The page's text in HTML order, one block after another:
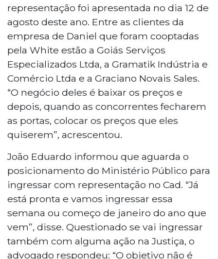
representação foi apresentada no dia 12 de
agosto deste ano. Entre as clientes da
empresa de Daniel que foram cooptadas
pela White estão a Goiás Serviços
Especializados Ltda, a Gramatik Indústria e
Comércio Ltda e a Graciano Novais Sales.
“O negócio deles é baixar os preços e
depois, quando as concorrentes fecharem
as portas, colocar os preços que eles
quiserem”, acrescentou.
João Eduardo informou que aguarda o
posicionamento do Ministério Público para
ingressar com representação no Cad. “Já
está pronta e vamos ingressar essa
semana ou começo de janeiro do ano que
vem”, disse. Questionado se vai ingressar
também com alguma ação na Justiça, o
advogado respondeu: “O objetivo não é